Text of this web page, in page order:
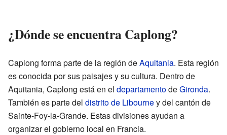
¿Dónde se encuentra Caplong?
Caplong forma parte de la región deAquitania. Esta región
es conocida por sus paisajes y su cultura. Dentro de
Aquitania, Caplong está en el departamentodeGironda.
También es parte del distrito de Libourney del cantón de
Sainte-Foy-la-Grande. Estas divisiones ayudan a
organizar el gobierno local en Francia.